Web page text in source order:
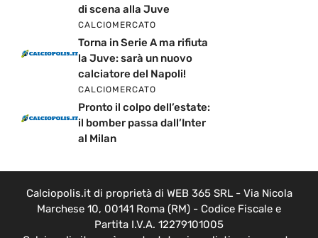
di scena alla Juve
CALCIOMERCATO
Torna in Serie A ma rifiuta
la Juve: sarà un nuovo
calciatore del Napoli!
CALCIOMERCATO
Pronto il colpo dell’estate:
il bomber passa dall’Inter
al Milan
Calciopolis.it di proprietà di WEB 365 SRL - Via Nicola
Marchese 10, 00141 Roma (RM) - Codice Fiscale e
Partita I.V.A. 12279101005